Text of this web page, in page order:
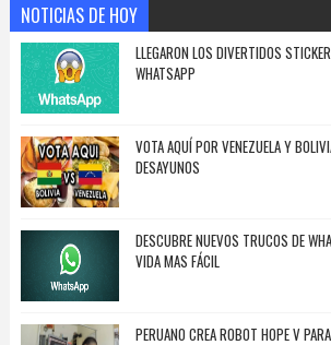
NOTICIAS DE HOY
LLEGARON LOS DIVERTIDOS
WHATSAPP
VOTA AQUÍ POR VENEZUELA Y
DESAYUNOS
DESCUBRE NUEVOS TRUCOS DE
VIDA MAS FÁCIL
PERUANO CREA ROBOT HOPE V